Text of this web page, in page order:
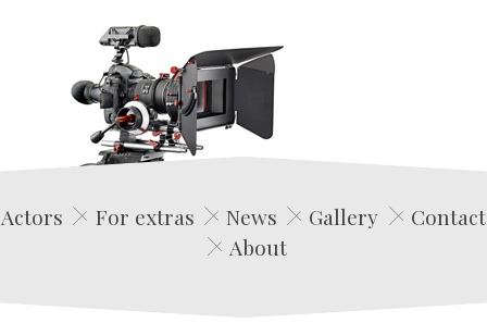
Edwin Film Agencja Aktorska
Actors For extras News Gallery
Contact
About